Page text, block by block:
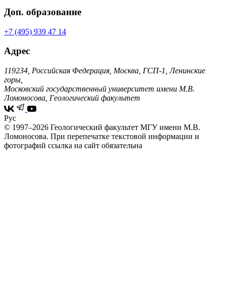
Доп. образование
+7 (495) 939 47 14
Адрес
119234, Российская Федерация, Москва, ГСП-1, Ленинские
горы,
Московский государственный университет имени М.В.
Ломоносова, Геологический факультет
Рус
© 1997–2026 Геологический факультет МГУ имени М.В.
Ломоносова. При перепечатке текстовой информации и
фотографий ссылка на сайт обязательна